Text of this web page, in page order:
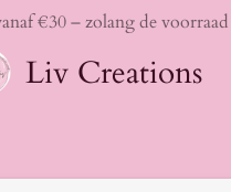
Liv Creations
€30 – zolang de